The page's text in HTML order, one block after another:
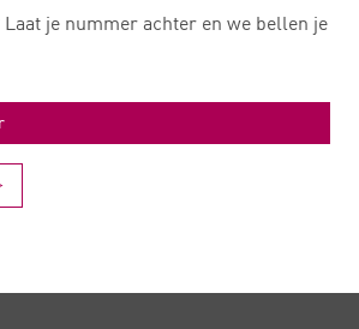
je nummer achter en we bellen je